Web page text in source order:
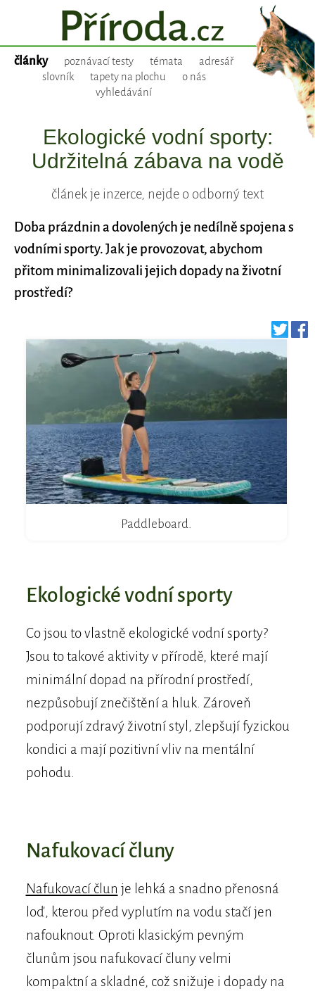
články poznávací testy témata
adresář
slovník
tapety na plochu
o nás
vyhledávání
Ekologické vodní sporty:
Udržitelná zábava na vodě
článek je inzerce, nejde o odborný text
Doba prázdnin a dovolených je nedílně spojena s
vodními sporty. Jak je provozovat, abychom
přitom minimalizovali jejich dopady na životní
prostředí?
Paddleboard.
Ekologické vodní sporty
Co jsou to vlastně ekologické vodní sporty?
Jsou to takové aktivity v přírodě, které mají
minimální dopad na přírodní prostředí,
nezpůsobují znečištění a hluk. Zároveň
podporují zdravý životní styl, zlepšují fyzickou
kondici a mají pozitivní vliv na mentální
pohodu.
Nafukovací čluny
Nafukovací člun je lehká a snadno přenosná
loď, kterou před vyplutím na vodu stačí jen
nafouknout. Oproti klasickým pevným
člunům jsou nafukovací čluny velmi
kompaktní a skladné, což snižuje i dopady na